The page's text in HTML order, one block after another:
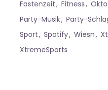
Fastenzeit Fitness
Party-Musik
Party-
Sport
Spotify Wiesn
XtremeSports